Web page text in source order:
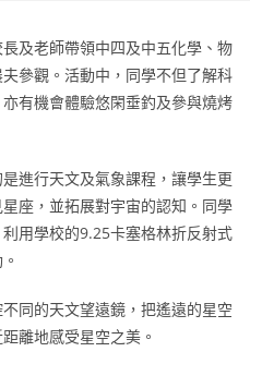
長及老師帶領中四及中五化學、物
參觀。活動中，同學不但了解科
有機會體驗悠閑垂釣及參與燒烤
進行天文及氣象課程，讓學生更
座，並拓展對宇宙的認知。同學
用學校的9.25卡塞格林折反射式
同的天文望遠鏡，把遙遠的星空
離地感受星空之美。